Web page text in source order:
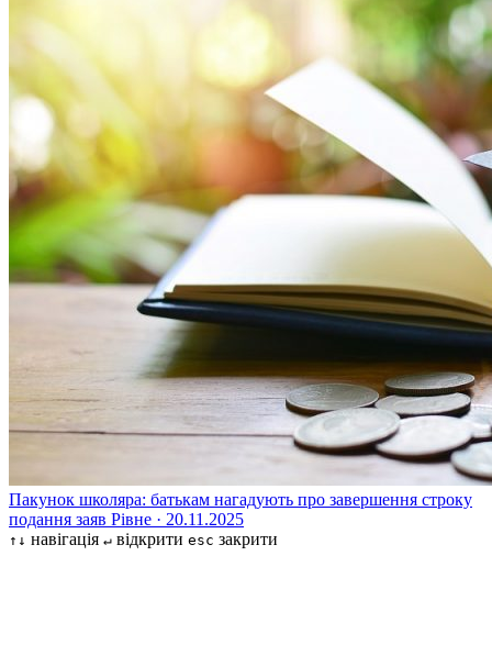
Пакунок школяра: батькам нагадують про завершення строку
подання заяв Рівне · 20.11.2025
↑↓ навігація ↵ відкрити esc закрити